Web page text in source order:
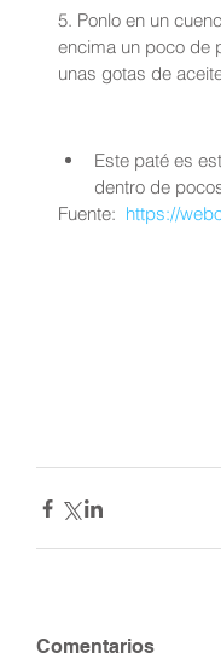
5. Ponlo en un
encima un poco
unas gotas de
Este paté es
dentro de
​Fuente: https://
Comentarios